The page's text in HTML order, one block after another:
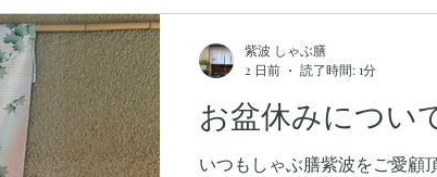
お盆休みについ
いつもしゃぶ膳紫波をご愛顧
紫波 しゃぶ膳
2 日前
読了時間: 1分